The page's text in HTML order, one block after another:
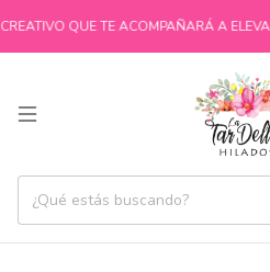
QUE TE ACOMPAÑARÁ A ELEVAR